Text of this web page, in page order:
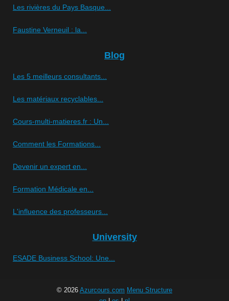
Les rivières du Pays Basque...
Faustine Verneuil : la...
Blog
Les 5 meilleurs consultants...
Les matériaux recyclables...
Cours-multi-matieres.fr : Un...
Comment les Formations...
Devenir un expert en...
Formation Médicale en...
L'influence des professeurs...
University
ESADE Business School: Une...
© 2026 Azurcours.com Menu Structure